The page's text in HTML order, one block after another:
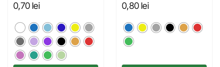
0,70 lei 0,80 lei